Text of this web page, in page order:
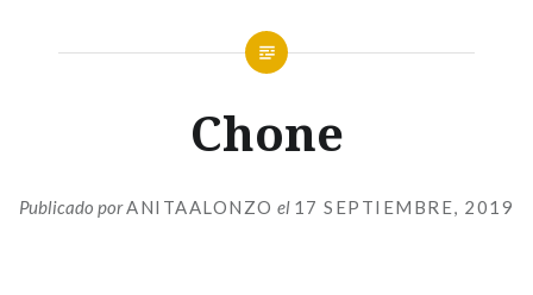
Chone
Publicado porANITAALONZO el 17 SEPTIEMBRE, 2019